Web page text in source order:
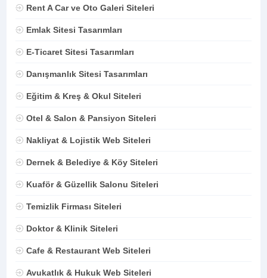
Rent A Car ve Oto Galeri Siteleri
Emlak Sitesi Tasarımları
E-Ticaret Sitesi Tasarımları
Danışmanlık Sitesi Tasarımları
Eğitim & Kreş & Okul Siteleri
Otel & Salon & Pansiyon Siteleri
Nakliyat & Lojistik Web Siteleri
Dernek & Belediye & Köy Siteleri
Kuaför & Güzellik Salonu Siteleri
Temizlik Firması Siteleri
Doktor & Klinik Siteleri
Cafe & Restaurant Web Siteleri
Avukatlık & Hukuk Web Siteleri